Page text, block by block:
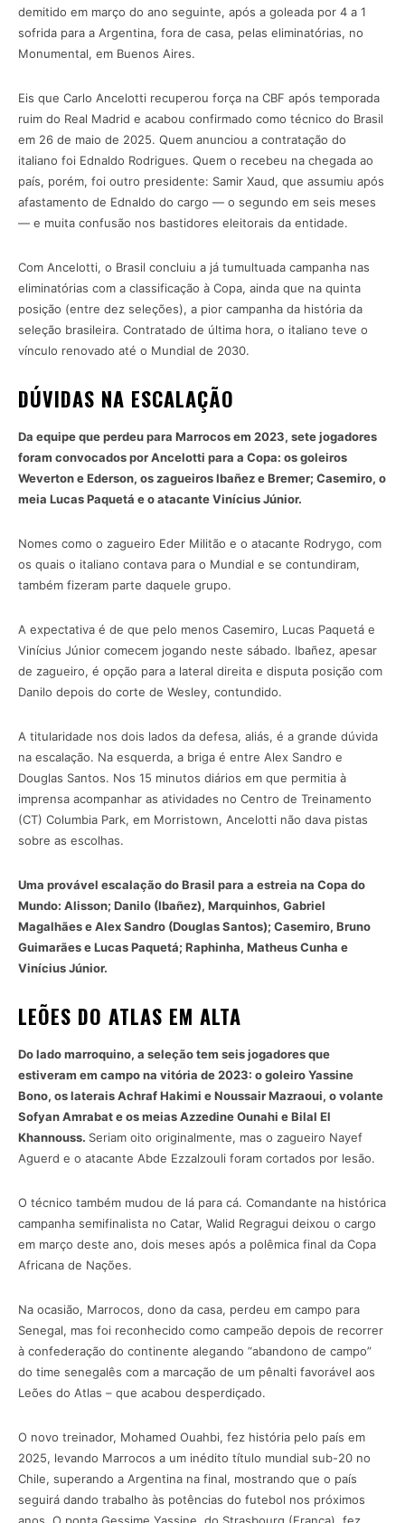
demitido em março do ano seguinte, após a goleada por 4 a 1
sofrida para a Argentina, fora de casa, pelas eliminatórias, no
Monumental, em Buenos Aires.
Eis que Carlo Ancelotti recuperou força na CBF após temporada
ruim do Real Madrid e acabou confirmado como técnico do Brasil
em 26 de maio de 2025. Quem anunciou a contratação do
italiano foi Ednaldo Rodrigues. Quem o recebeu na chegada ao
país, porém, foi outro presidente: Samir Xaud, que assumiu após
afastamento de Ednaldo do cargo — o segundo em seis meses
— e muita confusão nos bastidores eleitorais da entidade.
Com Ancelotti, o Brasil concluiu a já tumultuada campanha nas
eliminatórias com a classificação à Copa, ainda que na quinta
posição (entre dez seleções), a pior campanha da história da
seleção brasileira. Contratado de última hora, o italiano teve o
vínculo renovado até o Mundial de 2030.
DÚVIDAS NA ESCALAÇÃO
Da equipe que perdeu para Marrocos em 2023, sete jogadores
foram convocados por Ancelotti para a Copa: os goleiros
Weverton e Ederson, os zagueiros Ibañez e Bremer; Casemiro, o
meia Lucas Paquetá e o atacante Vinícius Júnior.
Nomes como o zagueiro Eder Militão e o atacante Rodrygo, com
os quais o italiano contava para o Mundial e se contundiram,
também fizeram parte daquele grupo.
A expectativa é de que pelo menos Casemiro, Lucas Paquetá e
Vinícius Júnior comecem jogando neste sábado. Ibañez, apesar
de zagueiro, é opção para a lateral direita e disputa posição com
Danilo depois do corte de Wesley, contundido.
A titularidade nos dois lados da defesa, aliás, é a grande dúvida
na escalação. Na esquerda, a briga é entre Alex Sandro e
Douglas Santos. Nos 15 minutos diários em que permitia à
imprensa acompanhar as atividades no Centro de Treinamento
(CT) Columbia Park, em Morristown, Ancelotti não dava pistas
sobre as escolhas.
Uma provável escalação do Brasil para a estreia na Copa do
Mundo: Alisson; Danilo (Ibañez), Marquinhos, Gabriel
Magalhães e Alex Sandro (Douglas Santos); Casemiro, Bruno
Guimarães e Lucas Paquetá; Raphinha, Matheus Cunha e
Vinícius Júnior.
LEÕES DO ATLAS EM ALTA
Do lado marroquino, a seleção tem seis jogadores que
estiveram em campo na vitória de 2023: o goleiro Yassine
Bono, os laterais Achraf Hakimi e Noussair Mazraoui, o volante
Sofyan Amrabat e os meias Azzedine Ounahi e Bilal El
Khannouss. Seriam oito originalmente, mas o zagueiro Nayef
Aguerd e o atacante Abde Ezzalzouli foram cortados por lesão.
O técnico também mudou de lá para cá. Comandante na histórica
campanha semifinalista no Catar, Walid Regragui deixou o cargo
em março deste ano, dois meses após a polêmica final da Copa
Africana de Nações.
Na ocasião, Marrocos, dono da casa, perdeu em campo para
Senegal, mas foi reconhecido como campeão depois de recorrer
à confederação do continente alegando “abandono de campo”
do time senegalês com a marcação de um pênalti favorável aos
Leões do Atlas – que acabou desperdiçado.
O novo treinador, Mohamed Ouahbi, fez história pelo país em
2025, levando Marrocos a um inédito título mundial sub-20 no
Chile, superando a Argentina na final, mostrando que o país
seguirá dando trabalho às potências do futebol nos próximos